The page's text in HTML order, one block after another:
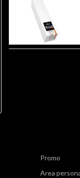
Promo
Area